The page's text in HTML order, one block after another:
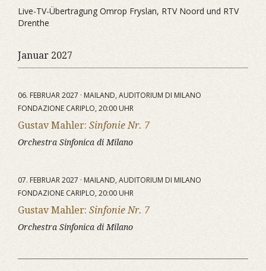
Live-TV-Übertragung Omrop Fryslan, RTV Noord und RTV
Drenthe
Januar 2027
06. FEBRUAR 2027 · MAILAND, AUDITORIUM DI MILANO
FONDAZIONE CARIPLO, 20:00 UHR
Gustav Mahler: Sinfonie Nr. 7
Orchestra Sinfonica di Milano
07. FEBRUAR 2027 · MAILAND, AUDITORIUM DI MILANO
FONDAZIONE CARIPLO, 20:00 UHR
Gustav Mahler: Sinfonie Nr. 7
Orchestra Sinfonica di Milano